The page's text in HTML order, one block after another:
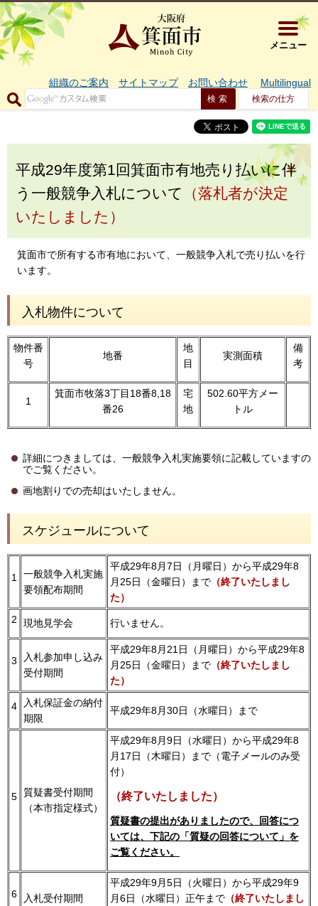
大阪府箕
メニュー
組織のご案内 サイトマップ お問い合わせ Multilingual
検索の仕方
平成29年度第1回箕面市有地売り払いに伴
う一般競争入札について
（落札者が決定
いたしました）
箕面市で所有する市有地において、一般競争入札で売り払いを行
います。
入札物件について
物件番
号
地番
地
目
実測面積
備
考
1
箕面市牧落3丁目18番8,18
番26
宅
地
502.60平方メー
トル
詳細につきましては、一般競争入札実施要領に記載していますの
でご覧ください。
画地割りでの売却はいたしません。
スケジュールについて
1
一般競争入札実施
要領配布期間
平成29年8月7日（月曜日）から平成29年8
月25日（金曜日）まで （終了いたしまし
た）
2
現地見学会 行いません。
3
入札参加申し込み
受付期間
平成29年8月21日（月曜日）から平成29年8
月25日（金曜日）まで （終了いたしまし
た）
4
入札保証金の納付
期限
平成29年8月30日（水曜日）まで
5 質疑書受付期間
（本市指定様式）
平成29年8月9日（水曜日）から平成29年8
月17日（木曜日）まで（電子メールのみ受
付）
（終了いたしました）
質疑書の提出がありましたので、回答につ
いては、下記の「質疑の回答について」を
ご覧ください。
6 入札受付期間
平成29年9月5日（火曜日）から平成29年9
月6日（水曜日）正午まで （終了いたしまし